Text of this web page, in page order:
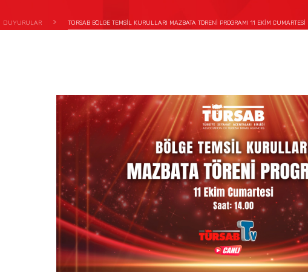
DUYURULAR TÜRSAB BÖLGE TEMSİL KURULLARI MAZBATA TÖRENİ PROGRAMI 11 EKİM CUMARTESİ